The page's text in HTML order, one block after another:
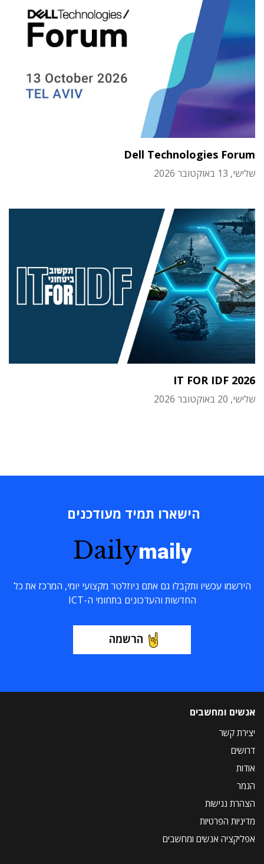
Dell Technologies Forum
שלישי, 13 באוקטובר 2026
IT FOR IDF 2026
שלישי, 20 באוקטובר 2026
הישארו תמיד מעודכנים
Dailymaily
הירשמו עכשיו ותקבלו גם אתם ניוזלטר מקצועי יומי, המרכז את כל
החדשות והעדכונים בתחומי ה-ICT
הרשמה
אנשים ומחשבים
יצירת קשר
דרושים
אודות
הנמר
הצהרת נגישות
מדיניות הפרטיות
אפליקציה אנשים ומחשבים